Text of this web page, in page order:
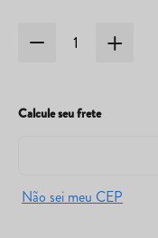
Calcule seu frete